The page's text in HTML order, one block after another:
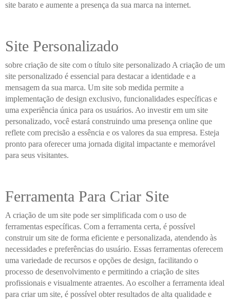
site barato e aumente a presença da sua marca na internet.
Site Personalizado
sobre criação de site com o título site personalizado A criação de um
site personalizado é essencial para destacar a identidade e a
mensagem da sua marca. Um site sob medida permite a
implementação de design exclusivo, funcionalidades específicas e
uma experiência única para os usuários. Ao investir em um site
personalizado, você estará construindo uma presença online que
reflete com precisão a essência e os valores da sua empresa. Esteja
pronto para oferecer uma jornada digital impactante e memorável
para seus visitantes.
Ferramenta Para Criar Site
A criação de um site pode ser simplificada com o uso de
ferramentas específicas. Com a ferramenta certa, é possível
construir um site de forma eficiente e personalizada, atendendo às
necessidades e preferências do usuário. Essas ferramentas oferecem
uma variedade de recursos e opções de design, facilitando o
processo de desenvolvimento e permitindo a criação de sites
profissionais e visualmente atraentes. Ao escolher a ferramenta ideal
para criar um site, é possível obter resultados de alta qualidade e